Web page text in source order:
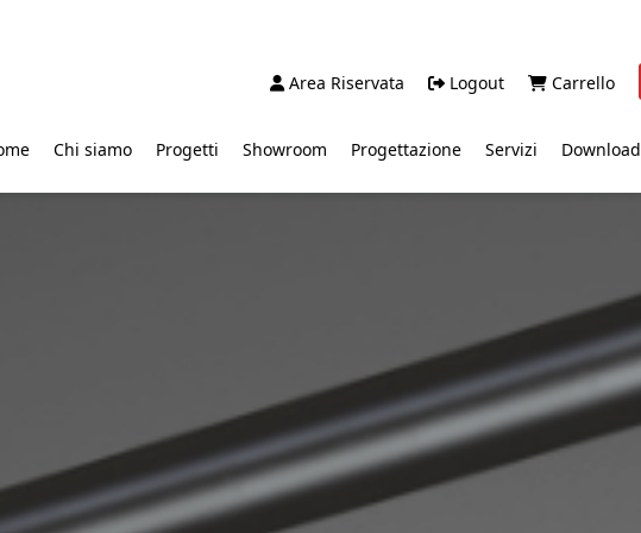
Area Riservata Logout Carrello
Chi siamo Progetti Showroom Progettazione Servizi Download